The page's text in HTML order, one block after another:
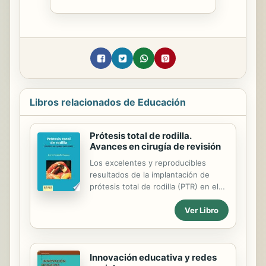
Libros relacionados de Educación
Prótesis total de rodilla.
Avances en cirugía de revisión
Los excelentes y reproducibles
resultados de la implantación de
prótesis total de rodilla (PTR) en el
tratamiento de lesiones destructivas,
que causan dolor, han hecho que se
incremente el uso de esta técnica. El
conocer y dominar las diferentes
opciones ante la infección, los
Ver Libro
Innovación educativa y redes